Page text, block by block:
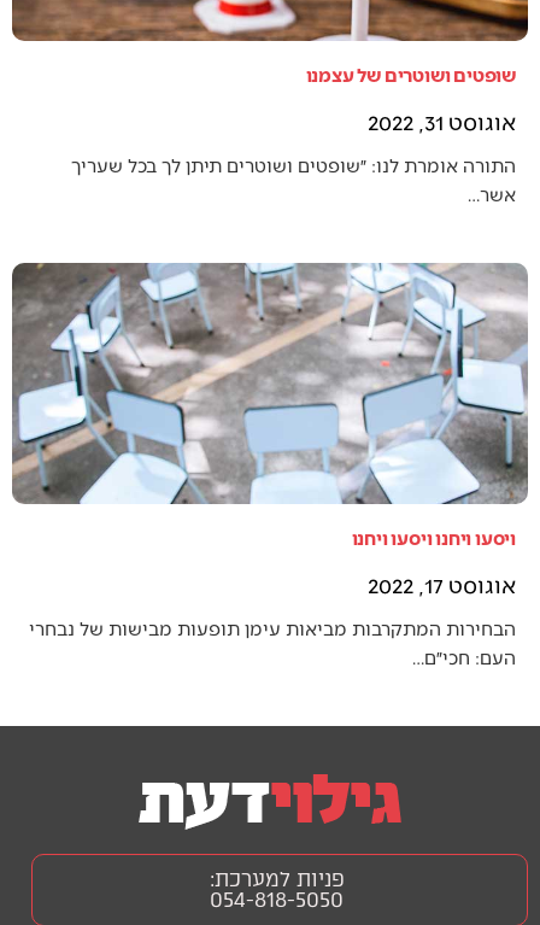
שופטים ושוטרים של עצמנו
אוגוסט 31, 2022
התורה אומרת לנו: ״שופטים ושוטרים תיתן לך בכל שעריך
אשר…
ויסעו ויחנו ויסעו ויחנו
אוגוסט 17, 2022
הבחירות המתקרבות מביאות עימן תופעות מבישות של נבחרי
העם: חכי״ם…
פניות למערכת:
054-818-5050